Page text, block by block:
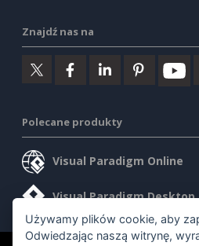
Znajdź nas na
Polecane produkty
Visual Paradigm Online
Visual Paradigm Desktop
Używamy plików cookie, aby
Odwiedzając naszą witrynę,